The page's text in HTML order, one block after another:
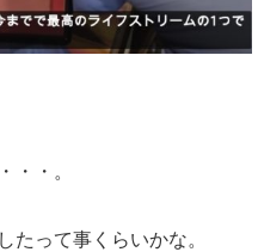
・・。
たって事くらいかな。